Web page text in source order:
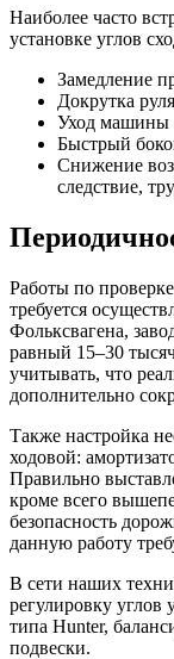
Наиболее часто
установке углов
Замедление
Докрутка
Уход машины
Быстрый
Снижение
следствие,
Работы по
требуется
Фольксвагена,
равный 15–30
учитывать, что
дополнительно
Также настройка
ходовой:
Правильно
кроме всего
безопасность
данную работу
В сети наших
регулировку углов
типа Hunter,
подвески.